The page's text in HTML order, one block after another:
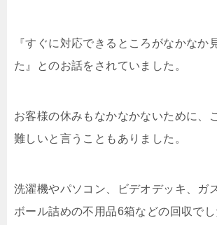
『すぐに対応できるところがなかなか
た』とのお話をされていました。
お客様の休みもなかなかないために、
難しいと言うこともありました。
洗濯機やパソコン、ビデオデッキ、ガ
ボール詰めの不用品6箱などの回収でし